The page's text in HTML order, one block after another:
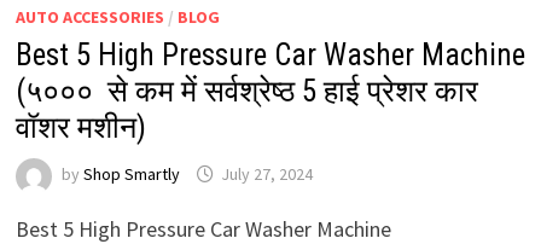
AUTO ACCESSORIES / BLOG
Best 5 High Pressure Car Washer Machine
(५००० ₹ से कम में सर्वश्रेष्ठ 5 हाई प्रेशर कार
वॉशर मशीन)
by Shop Smartly July 27, 2024
Best 5 High Pressure Car Washer Machine